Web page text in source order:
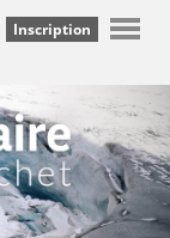
Inscription